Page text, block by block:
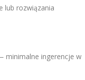
lub rozwiązania
minimalne ingerencje w